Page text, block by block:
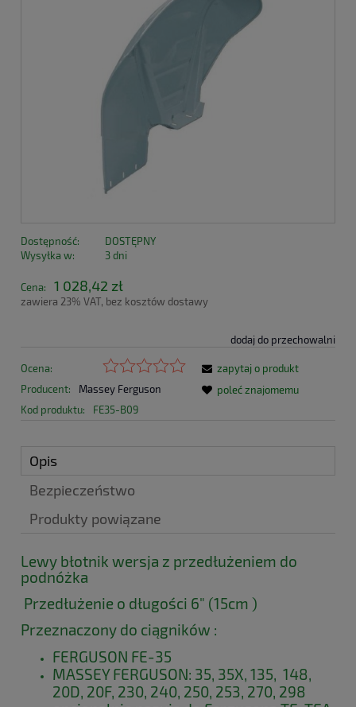
Dostępność:
DOSTĘPNY
Wysyłka w:
3 dni
Cena: 1 028,42 zł
zawiera 23% VAT, bez kosztów dostawy
dodaj do przechowalni
Ocena:
Producent:
Massey Ferguson
Kod produktu:
FE35-B09
zapytaj o produkt
poleć znajomemu
Opis
Bezpieczeństwo
Produkty powiązane
Lewy błotnik wersja z przedłużeniem do
podnóżka
Przedłużenie o długości 6" (15cm )
Przeznaczony do ciągników :
FERGUSON FE-35
MASSEY FERGUSON: 35, 35X, 135, 148,
20D, 20F, 230, 240, 250, 253, 270, 298